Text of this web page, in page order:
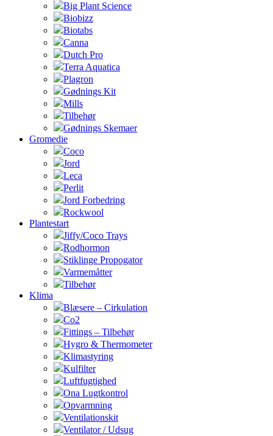
Big Plant Science
Biobizz
Biotabs
Canna
Dutch Pro
Terra Aquatica
Plagron
Gødnings Kit
Mills
Tilbehør
Gødnings Skemaer
Gromedie
Coco
Jord
Leca
Perlit
Jord Forbedring
Rockwool
Plantestart
Jiffy/Coco Trays
Rodhormon
Stiklinge Propogator
Varmemåtter
Tilbehør
Klima
Blæsere – Cirkulation
Co2
Fittings – Tilbehør
Hygro & Thermometer
Klimastyring
Kulfilter
Luftfugtighed
Ona Lugtkontrol
Opvarmning
Ventilationskit
Ventilator / Udsug